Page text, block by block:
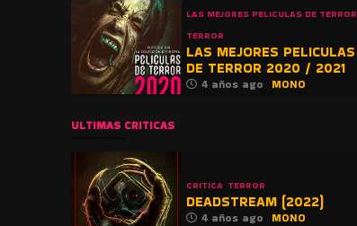
LAS MEJORES PELICULAS DE TERROR
TERROR
LAS MEJORES PELICULAS
DE TERROR 2020 / 2021
4 años ago MONO
ULTIMAS CRITICAS
CRITICA TERROR
DEADSTREAM (2022)
4 años ago MONO